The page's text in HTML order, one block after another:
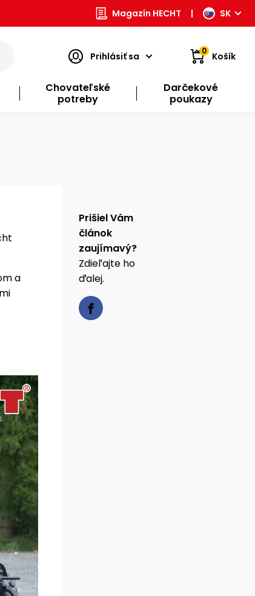
Magazín HECHT | SK
Prihlásiť sa 0 Košík
Chovateľské
potreby
Darčekové
poukazy
a
Prišiel Vám
článok
zaujímavý?
Zdieľajte ho
ďalej.